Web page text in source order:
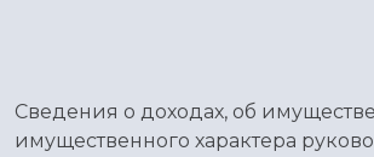
Сведения о доходах, об имуществе
имущественного характера